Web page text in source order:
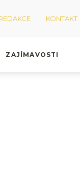
KONTAKT
ZAJÍMAVOSTI